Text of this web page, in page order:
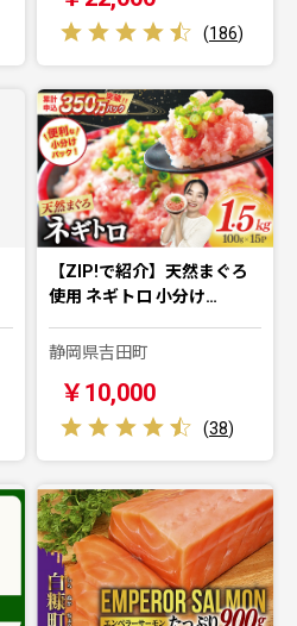
(186)
【ZIP!で紹介】天然まぐろ
使用 ネギトロ 小分け…
静岡県吉田町
￥10,000
(38)